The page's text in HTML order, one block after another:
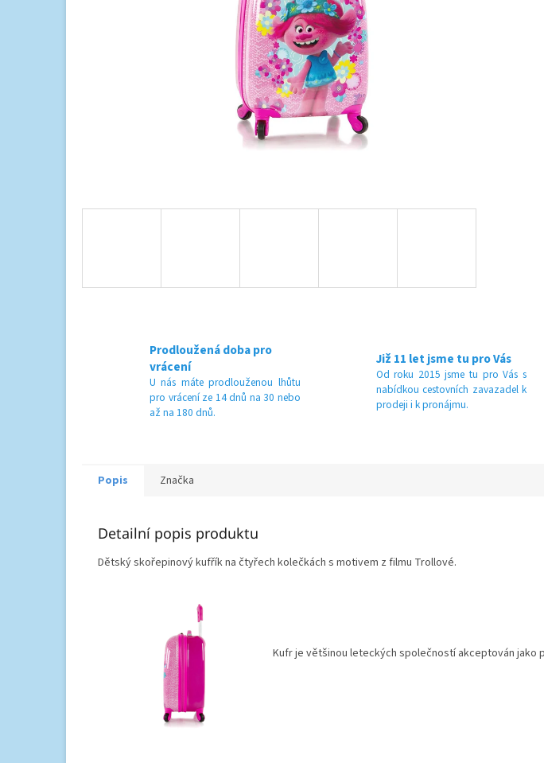
Prodloužená doba pro
vrácení
U nás máte prodlouženou lhůtu
pro vrácení ze 14 dnů na 30 nebo
až na 180 dnů.
Již 11 let jsme tu pro Vás
Od roku 2015 jsme tu pro Vás s
nabídkou cestovních zavazadel k
prodeji i k pronájmu.
Popis Značka
Detailní popis produktu
Dětský skořepinový kufřík na čtyřech kolečkách s motivem z filmu Trollové.
Kufr je většinou leteckých společností akceptován jako